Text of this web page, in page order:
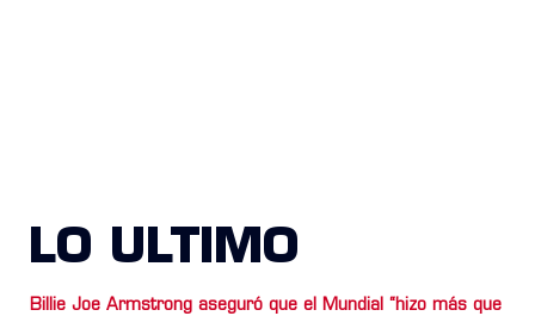
LO ULTIMO
Billie Joe Armstrong aseguró que el Mundial “hizo más que